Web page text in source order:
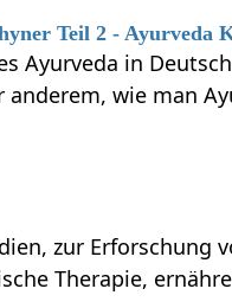
Teil 2 - Ayurveda
Ayurveda in
anderem, wie man
zur Erforschung
Therapie,